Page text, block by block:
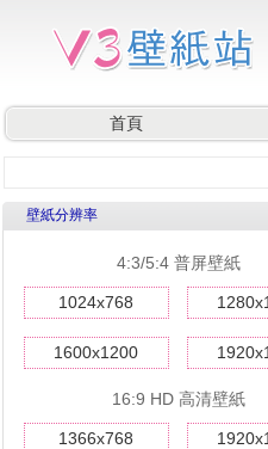
首頁
壁紙分辨率
4:3/5:4 普屏壁紙
1024x768
1600x1200
16:9 HD 高清壁紙
1366x768